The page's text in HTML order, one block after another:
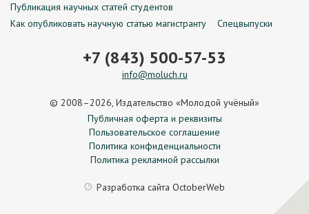
Публикация научных статей студентов
Как опубликовать научную статью магистранту
Спецвыпуски
+7 (843) 500-57-53
info@moluch.ru
© 2008–2026, Издательство «Молодой учёный»
Публичная оферта и реквизиты
Пользовательское соглашение
Политика конфиденциальности
Политика рекламной рассылки
Разработка сайта OctoberWeb